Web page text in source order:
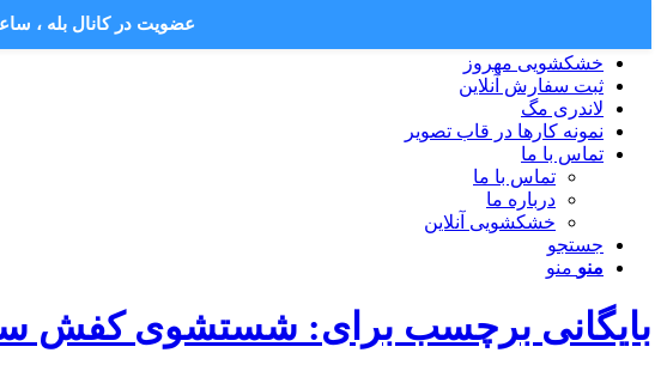
خشکشویی مهروز
ثبت سفارش آنلاین
لاندری مگ
نمونه کارها در قاب تصویر
تماس با ما
تماس با ما
درباره ما
خشکشویی آنلاین
جستجو
منو منو
بایگانی برچسب برای: شستشوی کفش
عضویت در کانال بله ، ساعت کار 8:30تا13:30 و